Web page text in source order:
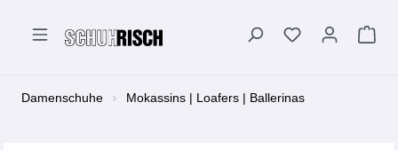
Damenschuhe Mokassins | Loafers | Ballerinas